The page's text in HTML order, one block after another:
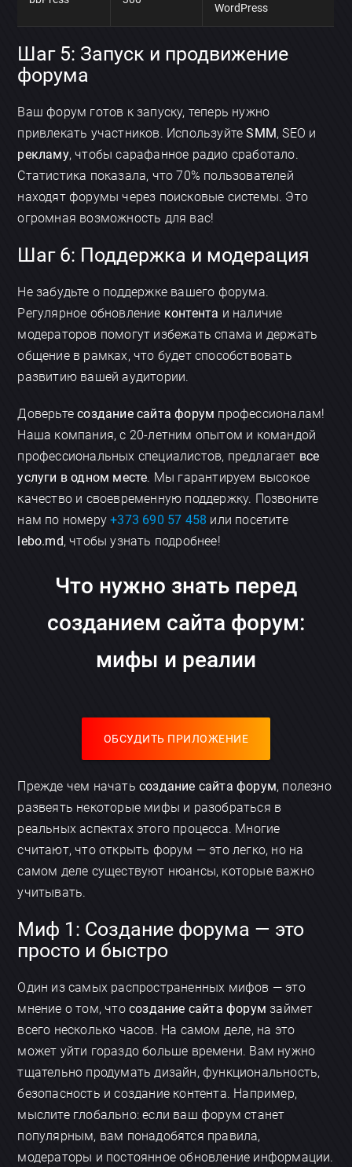
WordPress
Шаг 5: Запуск и продвижение
форума
Ваш форум готов к запуску, теперь нужно
привлекать участников. ИспользуйтеSMM, SEO и
рекламу, чтобы сарафанное радио сработало.
Статистика показала, что 70% пользователей
находят форумы через поисковые системы. Это
огромная возможность для вас!
Шаг 6: Поддержка и модерация
Не забудьте о поддержке вашего форума.
Регулярное обновление контента и наличие
модераторов помогут избежать спама и держать
общение в рамках, что будет способствовать
развитию вашей аудитории.
Доверьтесоздание сайта форум профессионалам!
Наша компания, с 20-летним опытом и командой
профессиональных специалистов, предлагает все
услуги в одном месте. Мы гарантируем высокое
качество и своевременную поддержку. Позвоните
нам по номеру+373 690 57 458 или посетите
lebo.md, чтобы узнать подробнее!
Что нужно знать перед
созданием сайта форум:
мифы и реалии
ОБСУДИТЬ ПРИЛОЖЕНИЕ
Прежде чем начатьсоздание сайта форум, полезно
развеять некоторые мифы и разобраться в
реальных аспектах этого процесса. Многие
считают, что открыть форум — это легко, но на
самом деле существуют нюансы, которые важно
учитывать.
Миф 1: Создание форума — это
просто и быстро
Один из самых распространенных мифов — это
мнение о том, чтосоздание сайта форум займет
всего несколько часов. На самом деле, на это
может уйти гораздо больше времени. Вам нужно
тщательно продумать дизайн, функциональность,
безопасность и создание контента. Например,
мыслите глобально: если ваш форум станет
популярным, вам понадобятся правила,
модераторы и постоянное обновление информации.
Обсудить приложение
Отправить